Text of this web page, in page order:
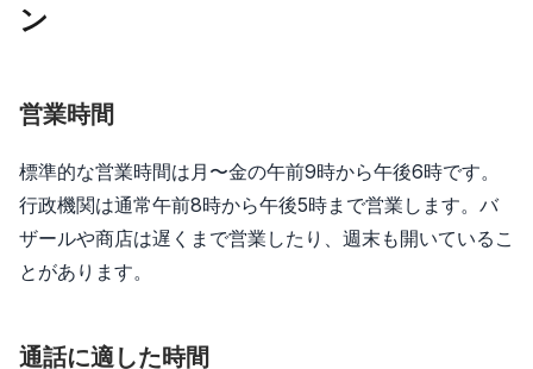
ン
営業時間
標準的な営業時間は月〜金の午前9時から午後6時です。
行政機関は通常午前8時から午後5時まで営業します。バ
ザールや商店は遅くまで営業したり、週末も開いているこ
とがあります。
通話に適した時間